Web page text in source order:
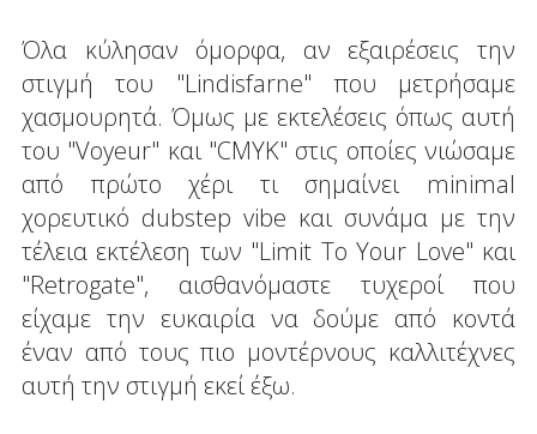
Όλα κύλησαν όμορφα, αν εξαιρέσεις την
στιγμή του "Lindisfarne" που μετρήσαμε
χασμουρητά. Όμως με εκτελέσεις όπως αυτή
του "Voyeur" και "CMYK" στις οποίες νιώσαμε
από πρώτο χέρι τι σημαίνει minimal
χορευτικό dubstep vibe και συνάμα με την
τέλεια εκτέλεση των "Limit To Your Love" και
"Retrogate", αισθανόμαστε τυχεροί που
είχαμε την ευκαιρία να δούμε από κοντά
έναν από τους πιο μοντέρνους καλλιτέχνες
αυτή την στιγμή εκεί έξω.